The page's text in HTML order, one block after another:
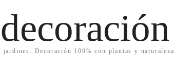
Decoración 100% con plantas y naturaleza.